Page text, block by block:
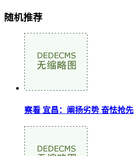
随机推荐
察看 宜昌：阐扬劣势 奋怯抢先